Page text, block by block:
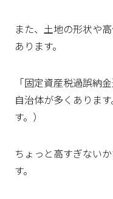
また、土地の形状や
あります。
「固定資産税過誤納
自治体が多くありま
す。）
ちょっと高すぎない
す。